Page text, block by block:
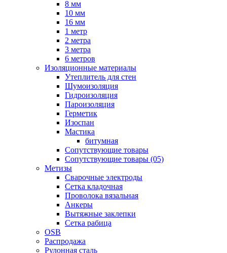
8 мм
10 мм
16 мм
1 метр
2 метра
3 метра
6 метров
Изоляционные материалы
Утеплитель для стен
Шумоизоляция
Гидроизоляция
Пароизоляция
Герметик
Изоспан
Мастика
битумная
Сопутствующие товары
Сопутствующие товары (05)
Метизы
Сварочные электроды
Сетка кладочная
Проволока вязальная
Анкеры
Вытяжные заклепки
Сетка рабица
OSB
Распродажа
Рулонная сталь